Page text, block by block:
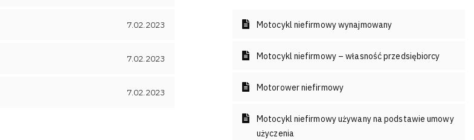
7.02.2023
7.02.2023
7.02.2023
Motocykl niefirmowy wynajmowany
Motocykl niefirmowy – własność przedsiębiorcy
Motorower niefirmowy
Motocykl niefirmowy używany na podstawie umowy
użyczenia